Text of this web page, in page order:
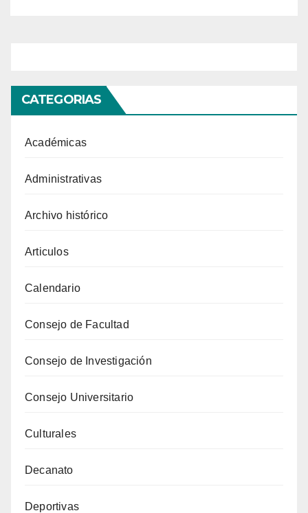
CATEGORIAS
Académicas
Administrativas
Archivo histórico
Articulos
Calendario
Consejo de Facultad
Consejo de Investigación
Consejo Universitario
Culturales
Decanato
Deportivas